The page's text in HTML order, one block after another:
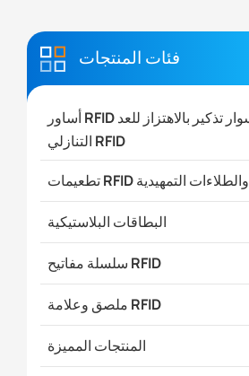
فئات المنتجات
أساور RFID وسوار تذكير بالاهتزاز للعد
التنازلي RFID
تطعيمات RFID والطلاءات التمهيدية
البطاقات البلاستيكية
سلسلة مفاتيح RFID
ملصق وعلامة RFID
المنتجات المميزة